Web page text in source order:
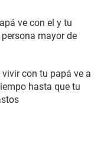
ve con el y tu
mayor de
con tu papá ve a
hasta que tu